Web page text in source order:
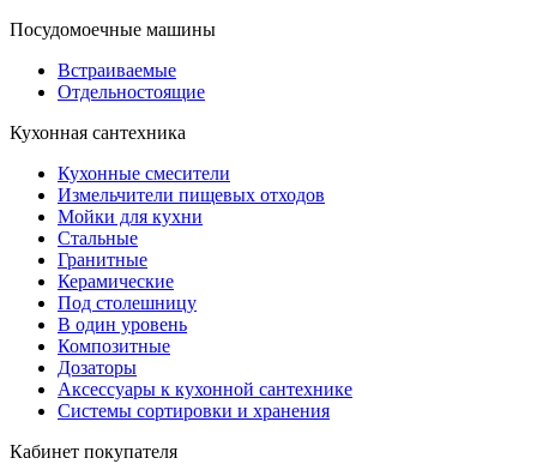
Посудомоечные машины
Встраиваемые
Отдельностоящие
Кухонная сантехника
Кухонные смесители
Измельчители пищевых отходов
Мойки для кухни
Стальные
Гранитные
Керамические
Под столешницу
В один уровень
Композитные
Дозаторы
Аксессуары к кухонной сантехнике
Системы сортировки и хранения
Кабинет покупателя